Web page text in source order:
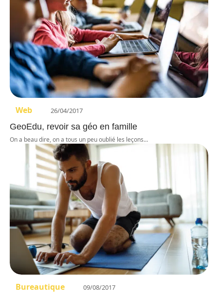
Web 26/04/2017
GeoEdu, revoir sa géo en famille
On a beau dire, on a tous un peu oublié les leçons…
Bureautique 09/08/2017